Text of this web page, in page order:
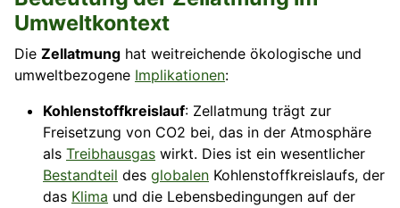
Umweltkontext
Die Zellatmung hat weitreichende ökologische und
umweltbezogene Implikationen:
Kohlenstoffkreislauf: Zellatmung trägt zur
Freisetzung von CO2 bei, das in der Atmosphäre
als Treibhausgas wirkt. Dies ist ein wesentlicher
Bestandteil des globalen Kohlenstoffkreislaufs, der
das Klima und die Lebensbedingungen auf der